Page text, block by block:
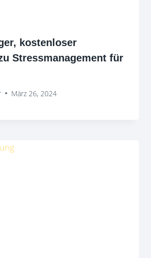
kostenloser
Stressmanagement für
März 26, 2024